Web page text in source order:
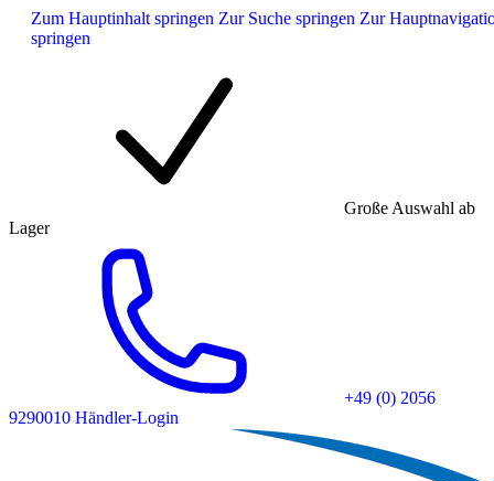
Zum Hauptinhalt springen Zur Suche springen Zur
springen
Große Auswahl ab
Lager
+49 (0) 2056
9290010 Händler-Login